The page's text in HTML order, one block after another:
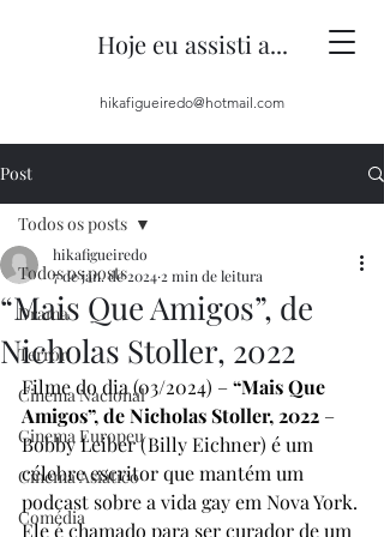
Hoje eu assisti a...
hikafigueiredo@hotmail.com
Post
Todos os posts
Drama
Terror
Cinema Nacional
Cinema Europeu
Cinema Asiático
Comédia
Todos os posts
“Mais Que Amigos”, de
Nicholas Stoller, 2022
hikafigueiredo
7 de jan. de 2024 2 min de leitura
Filme do dia (03/2024) – “Mais Que
Amigos”, de Nicholas Stoller, 2022 –
Bobby Leiber (Billy Eichner) é um
célebre escritor que mantém um
podcast sobre a vida gay em Nova York.
Ele é chamado para ser curador de um